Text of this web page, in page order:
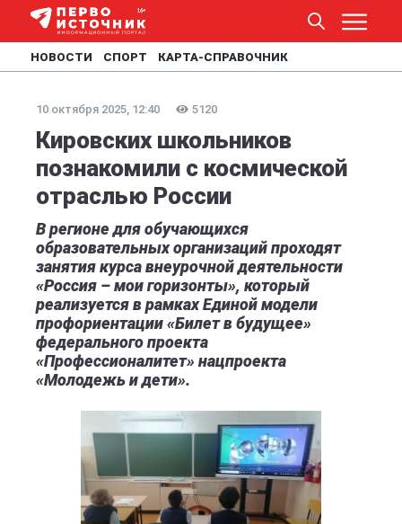
НОВОСТИ СПОРТ КАРТА-СПРАВОЧНИК
10 октября 2025, 12:40 5120
Кировских школьников
познакомили с космической
отраслью России
В регионе для обучающихся
образовательных организаций проходят
занятия курса внеурочной деятельности
«Россия – мои горизонты», который
реализуется в рамках Единой модели
профориентации «Билет в будущее»
федерального проекта
«Профессионалитет» нацпроекта
«Молодежь и дети».